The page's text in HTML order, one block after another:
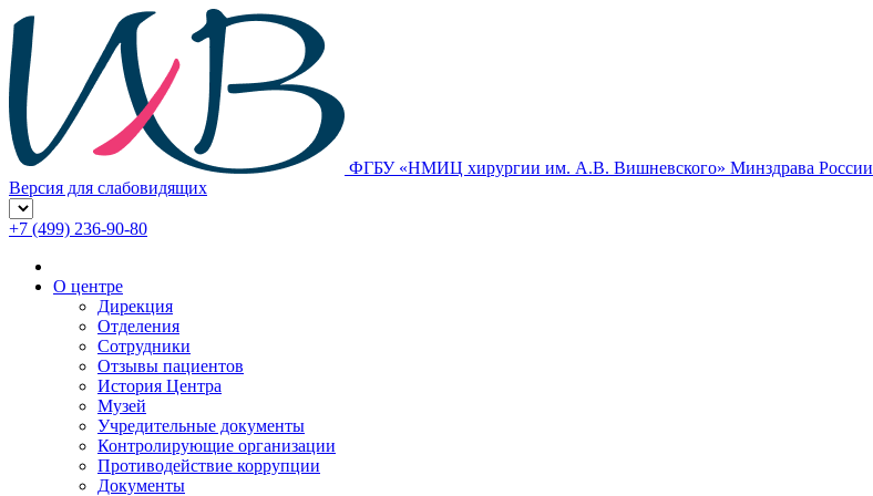
ФГБУ «НМИЦ хирургии им. А.В. Вишневского» Минздрава России
Версия для слабовидящих
+7 (499) 236-90-80
О центре
Дирекция
Отделения
Сотрудники
Отзывы пациентов
История Центра
Музей
Учредительные документы
Контролирующие организации
Противодействие коррупции
Документы